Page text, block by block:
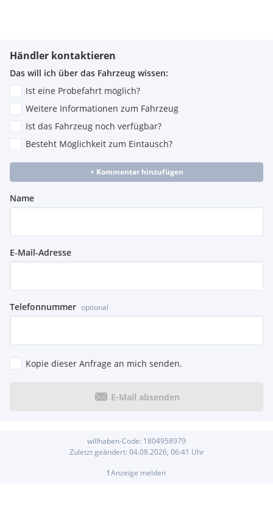
Händler kontaktieren
Das will ich über das Fahrzeug wissen:
Ist eine Probefahrt möglich?
Weitere Informationen zum Fahrzeug
Ist das Fahrzeug noch verfügbar?
Besteht Möglichkeit zum Eintausch?
+ Kommentar hinzufügen
Name
E-Mail-Adresse
Telefonnummer optional
Kopie dieser Anfrage an mich senden.
E-Mail absenden
willhaben-Code: 1804958979
Zuletzt geändert: 04.08.2026, 06:41 Uhr
!Anzeige melden